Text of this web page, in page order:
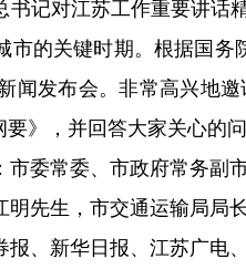
记对江苏工作重要讲话
市的关键时期。根据国
闻发布会。非常高兴地
》，并回答大家关心的问
市委常委、市政府常务副
先生，市交通运输局局
、新华日报、江苏广电